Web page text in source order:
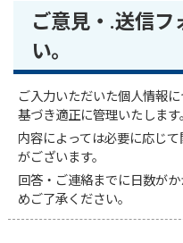
ご意見・.送信フ
い。
ご入力いただいた個人情報
基づき適正に管理いたします
内容によっては必要に応じ
がございます。
回答・ご連絡までに日数が
めご了承ください。